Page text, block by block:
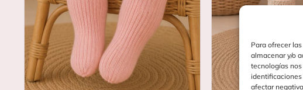
Para ofrecer
almacenar y/o
tecnologías
afectar